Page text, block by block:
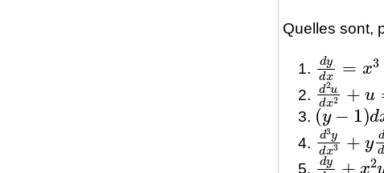
Quelles sont,
dy x3
d2u
(y− )dx+
d3y x3
dy x x